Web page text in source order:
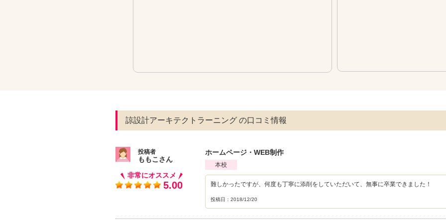
諒設計アーキテクトラーニング の口コミ情報
投稿者
ももこさん
非常にオススメ
5.00
ホームページ・WEB制作
本校
難しかったですが、何度も丁寧に添削をしていただいて、無事に卒業できました！
投稿日：2018/12/20